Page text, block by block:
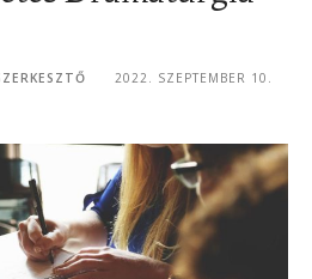
2022. SZEPTEMBER 10.